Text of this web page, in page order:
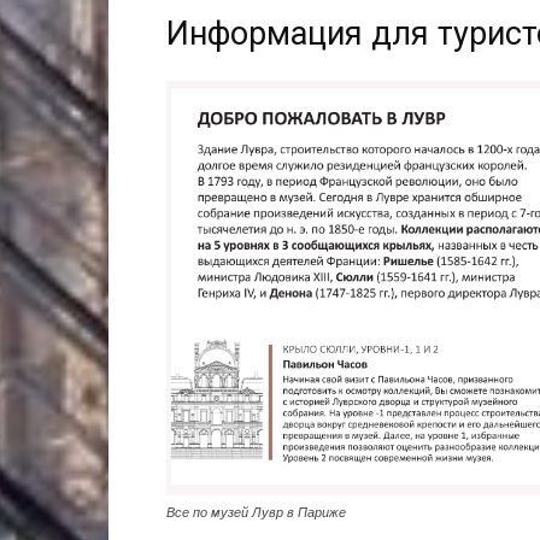
Информация для
Все по музей Лувр в Париже